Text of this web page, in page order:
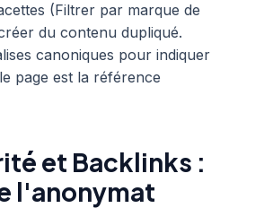
(Filtrer par marque de
du contenu dupliqué.
canoniques pour indiquer
page est la référence
et Backlinks :
l'anonymat